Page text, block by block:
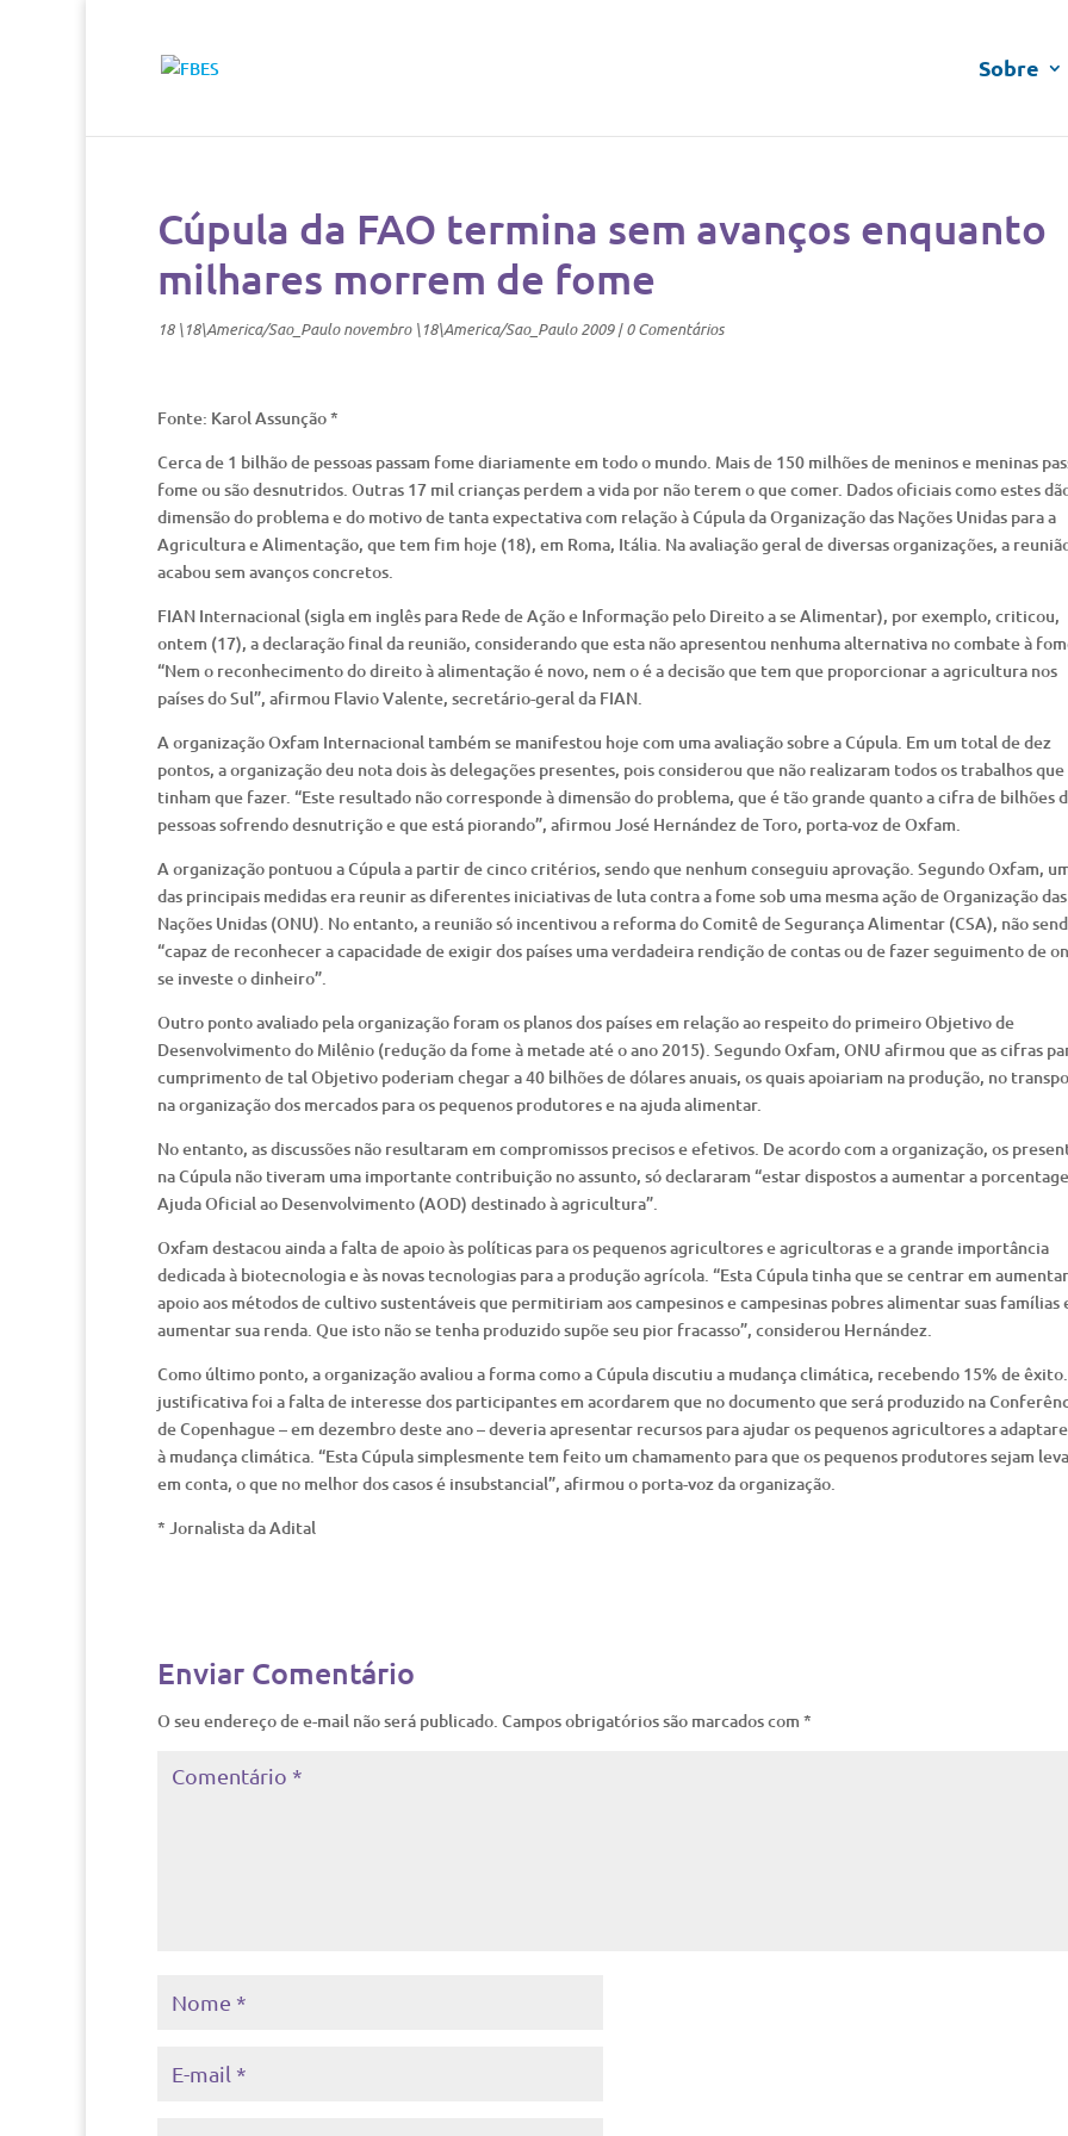
Sobre
Cúpula da FAO termina sem avanços enquanto
milhares morrem de fome
18 \18\America/Sao_Paulo novembro \18\America/Sao_Paulo 2009|0 Comentários
Fonte: Karol Assunção *
Cerca de 1 bilhão de pessoas passam fome diariamente em todo o mundo. Mais de 150 milhões de meninos e meninas
fome ou são desnutridos. Outras 17 mil crianças perdem a vida por não terem o que comer. Dados oficiais como estes
dimensão do problema e do motivo de tanta expectativa com relação à Cúpula da Organização das Nações Unidas para a
Agricultura e Alimentação, que tem fim hoje (18), em Roma, Itália. Na avaliação geral de diversas organizações, a
acabou sem avanços concretos.
FIAN Internacional (sigla em inglês para Rede de Ação e Informação pelo Direito a se Alimentar), por exemplo, criticou,
ontem (17), a declaração final da reunião, considerando que esta não apresentou nenhuma alternativa no combate à
“Nem o reconhecimento do direito à alimentação é novo, nem o é a decisão que tem que proporcionar a agricultura nos
países do Sul”, afirmou Flavio Valente, secretário-geral da FIAN.
A organização Oxfam Internacional também se manifestou hoje com uma avaliação sobre a Cúpula. Em um total de dez
pontos, a organização deu nota dois às delegações presentes, pois considerou que não realizaram todos os trabalhos que
tinham que fazer. “Este resultado não corresponde à dimensão do problema, que é tão grande quanto a cifra de bilhões
pessoas sofrendo desnutrição e que está piorando”, afirmou José Hernández de Toro, porta-voz de Oxfam.
A organização pontuou a Cúpula a partir de cinco critérios, sendo que nenhum conseguiu aprovação. Segundo Oxfam,
das principais medidas era reunir as diferentes iniciativas de luta contra a fome sob uma mesma ação de Organização das
Nações Unidas (ONU). No entanto, a reunião só incentivou a reforma do Comitê de Segurança Alimentar (CSA), não
“capaz de reconhecer a capacidade de exigir dos países uma verdadeira rendição de contas ou de fazer seguimento de
se investe o dinheiro”.
Outro ponto avaliado pela organização foram os planos dos países em relação ao respeito do primeiro Objetivo de
Desenvolvimento do Milênio (redução da fome à metade até o ano 2015). Segundo Oxfam, ONU afirmou que as cifras
cumprimento de tal Objetivo poderiam chegar a 40 bilhões de dólares anuais, os quais apoiariam na produção, no
na organização dos mercados para os pequenos produtores e na ajuda alimentar.
No entanto, as discussões não resultaram em compromissos precisos e efetivos. De acordo com a organização, os
na Cúpula não tiveram uma importante contribuição no assunto, só declararam “estar dispostos a aumentar a
Ajuda Oficial ao Desenvolvimento (AOD) destinado à agricultura”.
Oxfam destacou ainda a falta de apoio às políticas para os pequenos agricultores e agricultoras e a grande importância
dedicada à biotecnologia e às novas tecnologias para a produção agrícola. “Esta Cúpula tinha que se centrar em
apoio aos métodos de cultivo sustentáveis que permitiriam aos campesinos e campesinas pobres alimentar suas famílias
aumentar sua renda. Que isto não se tenha produzido supõe seu pior fracasso”, considerou Hernández.
Como último ponto, a organização avaliou a forma como a Cúpula discutiu a mudança climática, recebendo 15% de
justificativa foi a falta de interesse dos participantes em acordarem que no documento que será produzido na
de Copenhague – em dezembro deste ano – deveria apresentar recursos para ajudar os pequenos agricultores a
à mudança climática. “Esta Cúpula simplesmente tem feito um chamamento para que os pequenos produtores sejam
em conta, o que no melhor dos casos é insubstancial”, afirmou o porta-voz da organização.
* Jornalista da Adital
Enviar Comentário
O seu endereço de e-mail não será publicado. Campos obrigatórios são marcados com *